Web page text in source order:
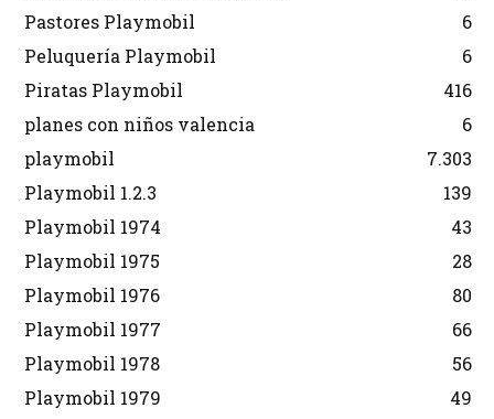
Pastores Playmobil
6
Peluquería Playmobil
6
Piratas Playmobil
416
planes con niños valencia
6
playmobil
7.303
Playmobil 1.2.3
139
Playmobil 1974
43
Playmobil 1975
28
Playmobil 1976
80
Playmobil 1977
66
Playmobil 1978
56
Playmobil 1979
49